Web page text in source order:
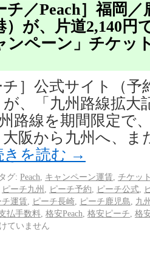
チ／Peach］福岡／
）が、片道2,140円
ンペーン」チケッ
］公式サイト（予
が、「九州路線拡大
路線を期間限定で
阪から九州へ、ま
きを読む →
タグ: Peach キャンペーン運賃
チケッ
ピーチ九州 ピーチ予約 ピーチ公式
チ運賃 ピーチ長崎 ピーチ鹿児島
九
払手数料 格安Peach 格安ピーチ 格
ていません